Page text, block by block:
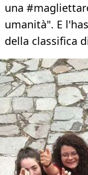
una
umanità". E
della classifica